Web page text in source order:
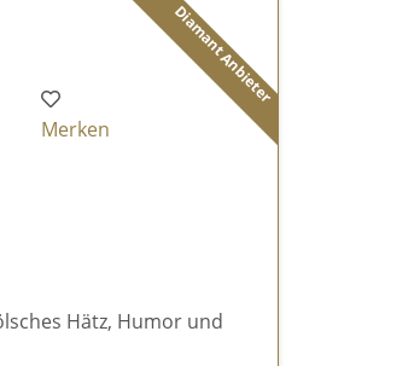
Diamant Anbieter
Merken
Hätz, Humor und